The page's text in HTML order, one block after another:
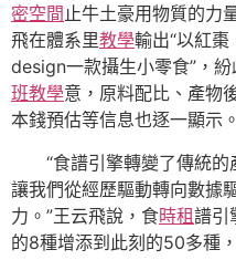
密空間止牛土豪用物質的力
飛在體系里教學輸出“以紅棗
design一款攝生小零食”，
班教學意，原料配比、產物
本錢預估等信息也逐一顯示。
“食譜引擎轉變了傳統的
讓我們從經歷驅動轉向數據
力。”王云飛說，食時租譜引
的8種增添到此刻的50多種